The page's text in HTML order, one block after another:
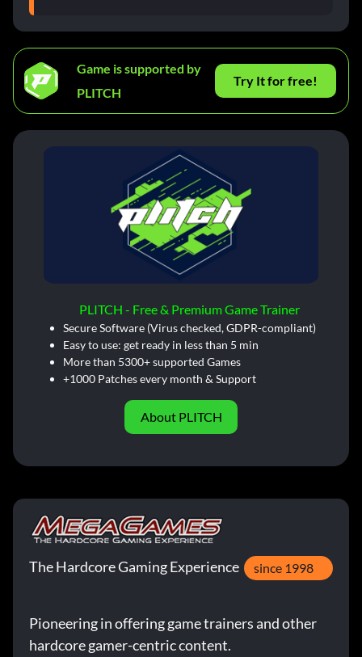
Game is supported by
PLITCH
Try It for free!
PLITCH - Free & Premium Game Trainer
Secure Software (Virus checked, GDPR-compliant)
Easy to use: get ready in less than 5 min
More than 5300+ supported Games
+1000 Patches every month & Support
About PLITCH
The Hardcore Gaming Experience since 1998
Pioneering in offering game trainers and other
hardcore gamer-centric content.